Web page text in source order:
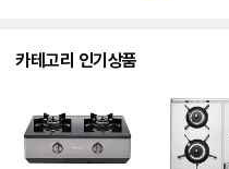
카테고리 인기상품